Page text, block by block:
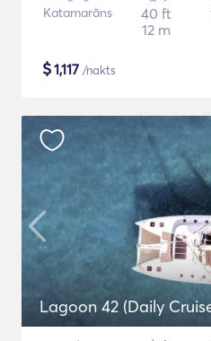
Katamarāns
40 ft
12 m
$1,117 /nakts
Lagoon 42 (Daily